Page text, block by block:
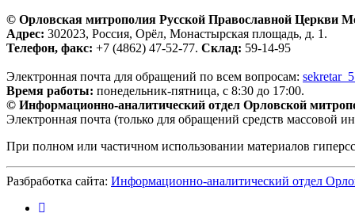
© Орловская митрополия Русской Православной Церкви
Адрес: 302023, Россия, Орёл, Монастырская площадь, д. 1.
Телефон, факс: +7 (4862) 47-52-77. Склад: 59-14-95
Электронная почта для обращений по всем вопросам:
Время работы: понедельник-пятница, с 8:30 до 17:00.
© Информационно-аналитический отдел Орловской
Электронная почта (только для обращений средств массовой
При полном или частичном использовании материалов
Разбработка сайта: Информационно-аналитический отдел